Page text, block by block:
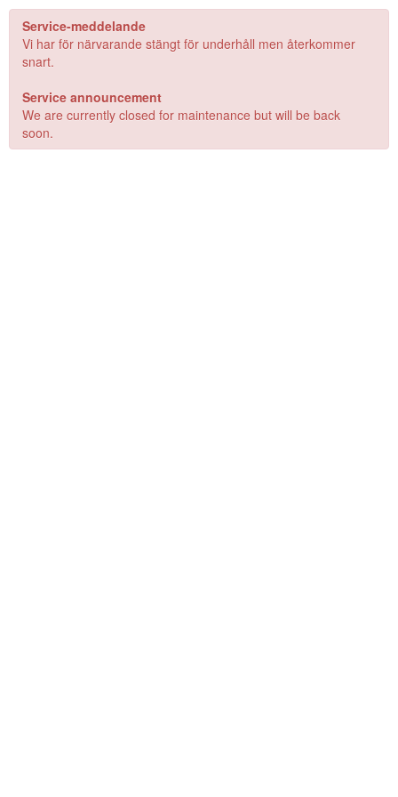
Service-meddelande
Vi har för närvarande stängt för underhåll men återkommer
snart.
Service announcement
We are currently closed for maintenance but will be back
soon.